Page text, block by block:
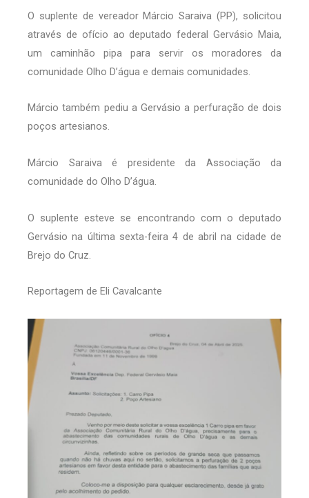
O suplente de vereador Márcio Saraiva (PP), solicitou
através de ofício ao deputado federal Gervásio Maia,
um caminhão pipa para servir os moradores da
comunidade Olho D’água e demais comunidades.
Márcio também pediu a Gervásio a perfuração de dois
poços artesianos.
Márcio Saraiva é presidente da Associação da
comunidade do Olho D’água.
O suplente esteve se encontrando com o deputado
Gervásio na última sexta-feira 4 de abril na cidade de
Brejo do Cruz.
Reportagem de Eli Cavalcante